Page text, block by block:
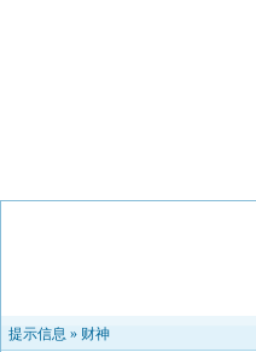
提示信息 » 财神